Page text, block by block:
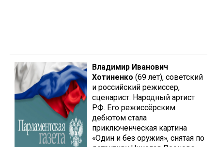
Владимир Иванович
Хотиненко (69 лет), советский
и российский режиссер,
сценарист. Народный артист
РФ. Его режиссёрским
дебютом стала
приключенческая картина
«Один и без оружия», снятая по